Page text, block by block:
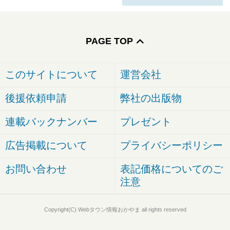
PAGE TOP
このサイトについて 運営会社
後援依頼申請 弊社の出版物
連載バックナンバー プレゼント
広告掲載について プライバシーポリシー
お問い合わせ
表記価格についてのご
注意
Copyright(C) Webタウン情報おかやま all rights reserved